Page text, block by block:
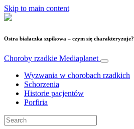
Skip to main content
Ostra białaczka szpikowa – czym się charakteryzuje?
Choroby rzadkie Mediaplanet
Wyzwania w chorobach rzadkich
Schorzenia
Historie pacjentów
Porfiria